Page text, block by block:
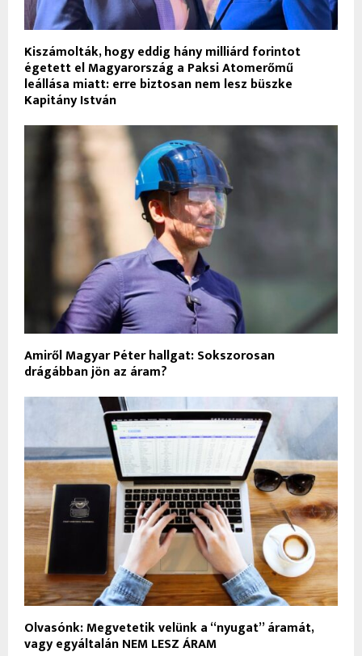
Kiszámolták, hogy eddig hány milliárd forintot
égetett el Magyarország a Paksi Atomerőmű
leállása miatt: erre biztosan nem lesz büszke
Kapitány István
Amiről Magyar Péter hallgat: Sokszorosan
drágábban jön az áram?
Olvasónk: Megvetetik velünk a “nyugat” áramát,
vagy egyáltalán NEM LESZ ÁRAM